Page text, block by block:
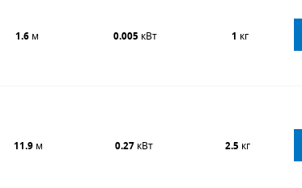
1.6 м 0.005 кВт 1 кг
11.9 м 0.27 кВт 2.5 кг